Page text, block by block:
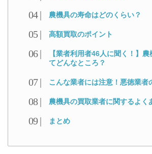
農機具の寿命はどのくらい？
高額買取のポイント
【業者利用者46人に聞く！】
てどんなところ？
こんな業者には注意！悪徳業者
農機具の買取業者に関するよく
まとめ